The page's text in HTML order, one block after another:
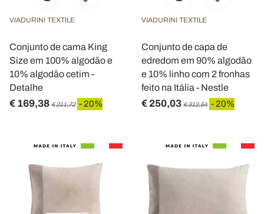
VIADURINI TEXTILE
Conjunto de cama King
Size em 100% algodão e
10% algodão cetim -
Detalhe
€ 169,38 € 211,72 - 20%
VIADURINI TEXTILE
Conjunto de capa de
edredom em 90% algodão
e 10% linho com 2 fronhas
feito na Itália - Nestle
€ 250,03 € 312,54 - 20%